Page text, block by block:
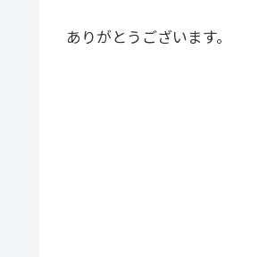
ありがとうございます。